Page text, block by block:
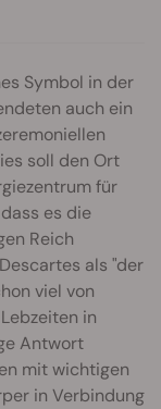
Symbol in der
auch ein
soll den Ort
für
es die
Reich
als "der
viel von
in
Antwort
mit wichtigen
in Verbindung